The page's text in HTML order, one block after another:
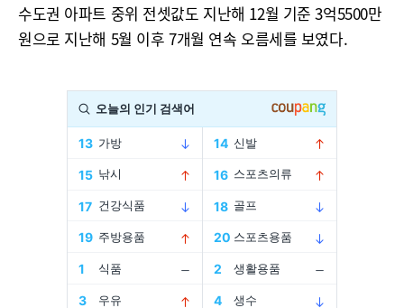
수도권 아파트 중위 전셋값도 지난해 12월 기준 3억5500만
원으로 지난해 5월 이후 7개월 연속 오름세를 보였다.